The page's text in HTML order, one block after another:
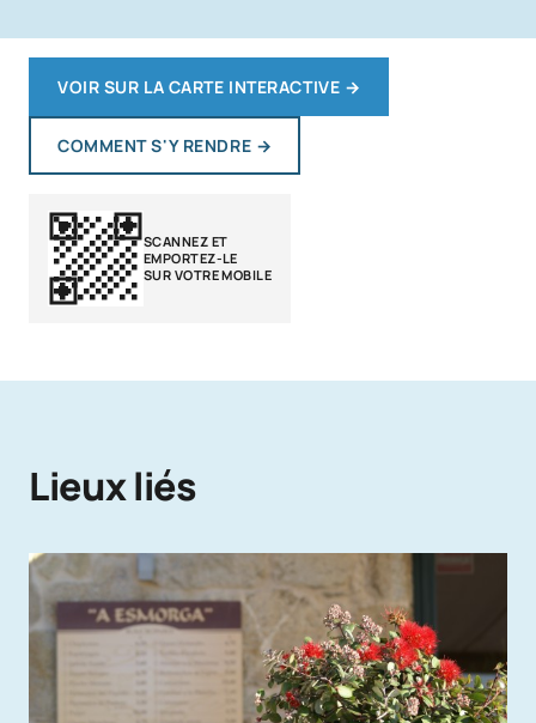
VOIR SUR LA CARTE INTERACTIVE →
COMMENT S'Y RENDRE →
SCANNEZ ET
EMPORTEZ-LE
SUR VOTRE MOBILE
Lieux liés